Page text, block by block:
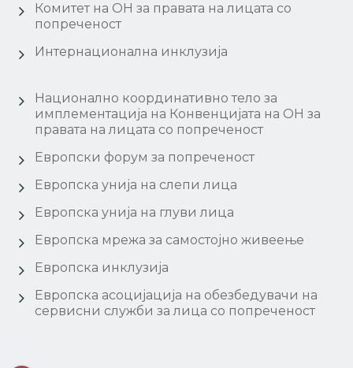
Комитет на ОН за правата на лицата со
попреченост
Интернационална инклузија
Национално координативно тело за
имплементација на Конвенцијата на ОН за
правата на лицата со попреченост
Европски форум за попреченост
Европска унија на слепи лица
Европска унија на глуви лица
Европска мрежа за самостојно живеење
Европска инклузија
Европска асоцијација на обезбедувачи на
сервисни служби за лица со попреченост